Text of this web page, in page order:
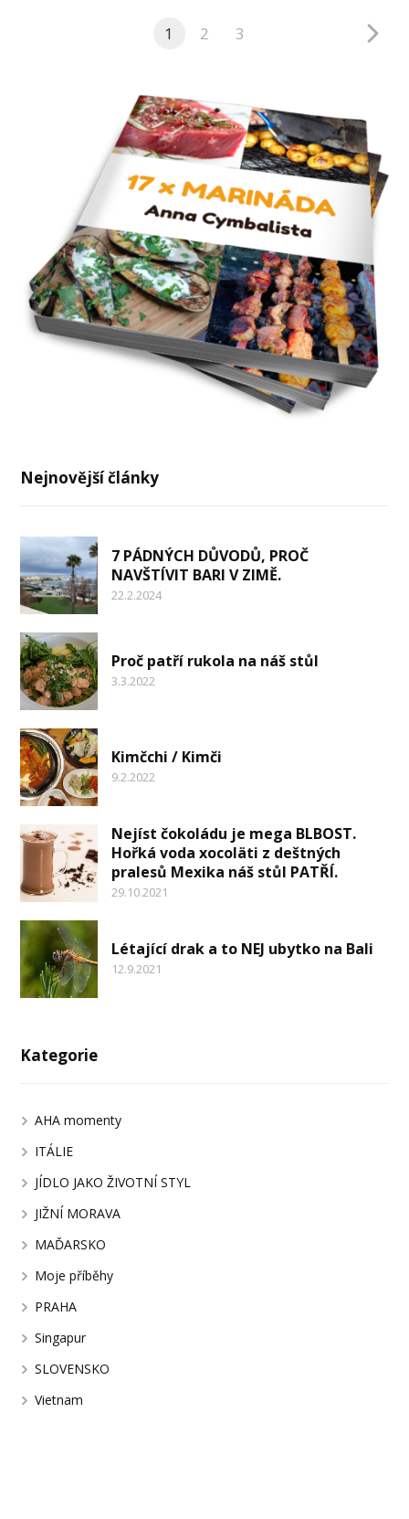
1 2 3
Nejnovější články
7 PÁDNÝCH DŮVODŮ, PROČ
NAVŠTÍVIT BARI V ZIMĚ.
22.2.2024
Proč patří rukola na náš stůl
3.3.2022
Kimčchi / Kimči
9.2.2022
Nejíst čokoládu je mega BLBOST.
Hořká voda xocoläti z deštných
pralesů Mexika náš stůl PATŘÍ.
29.10.2021
Létající drak a to NEJ ubytko na Bali
12.9.2021
Kategorie
AHA momenty
ITÁLIE
JÍDLO JAKO ŽIVOTNÍ STYL
JIŽNÍ MORAVA
MAĎARSKO
Moje příběhy
PRAHA
Singapur
SLOVENSKO
Vietnam